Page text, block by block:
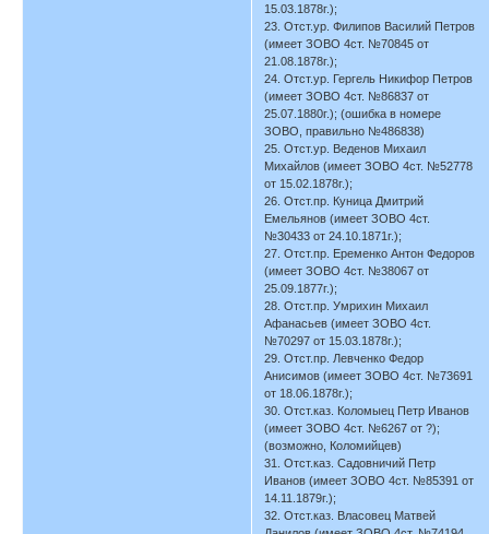
15.03.1878г.);
23. Отст.ур. Филипов Василий Петров
(имеет ЗОВО 4ст. №70845 от
21.08.1878г.);
24. Отст.ур. Гергель Никифор Петров
(имеет ЗОВО 4ст. №86837 от
25.07.1880г.); (ошибка в номере
ЗОВО, правильно №486838)
25. Отст.ур. Веденов Михаил
Михайлов (имеет ЗОВО 4ст. №52778
от 15.02.1878г.);
26. Отст.пр. Куница Дмитрий
Емельянов (имеет ЗОВО 4ст.
№30433 от 24.10.1871г.);
27. Отст.пр. Еременко Антон Федоров
(имеет ЗОВО 4ст. №38067 от
25.09.1877г.);
28. Отст.пр. Умрихин Михаил
Афанасьев (имеет ЗОВО 4ст.
№70297 от 15.03.1878г.);
29. Отст.пр. Левченко Федор
Анисимов (имеет ЗОВО 4ст. №73691
от 18.06.1878г.);
30. Отст.каз. Коломыец Петр Иванов
(имеет ЗОВО 4ст. №6267 от ?);
(возможно, Коломийцев)
31. Отст.каз. Садовничий Петр
Иванов (имеет ЗОВО 4ст. №85391 от
14.11.1879г.);
32. Отст.каз. Власовец Матвей